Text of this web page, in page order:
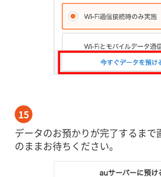
15
データのお預かりが完了するまで
のままお待ちください。